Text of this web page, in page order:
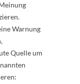
Warnung
Quelle um